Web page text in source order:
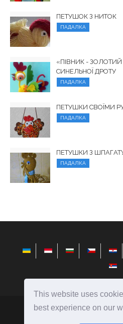
This website uses
best experience on our
ПЕТУШОК З НИТОК
ПАДАЛКА
«ПІВНИК - ЗОЛОТИЙ
СИНЕЛЬНОЇ ДРОТУ
ПАДАЛКА
ПЕТУШКИ СВОЇМИ
ПАДАЛКА
ПЕТУШКИ З
ПАДАЛКА